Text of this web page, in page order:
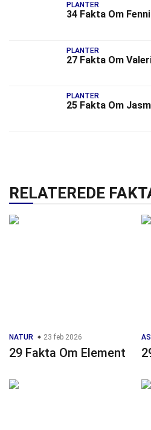
PLANTER
34 Fakta Om
PLANTER
27 Fakta Om
PLANTER
25 Fakta Om
RELATEREDE
NATUR 23 feb 2026
29 Fakta Om Element